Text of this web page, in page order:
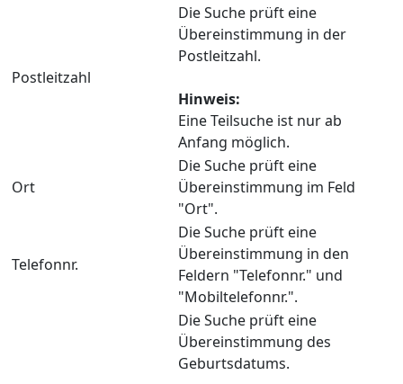
Postleitzahl
Die Suche prüft eine
Übereinstimmung in der
Postleitzahl.
Hinweis:
Eine Teilsuche ist nur ab
Anfang möglich.
Ort
Die Suche prüft eine
Übereinstimmung im Feld
"Ort".
Telefonnr.
Die Suche prüft eine
Übereinstimmung in den
Feldern "Telefonnr." und
"Mobiltelefonnr.".
Die Suche prüft eine
Übereinstimmung des
Geburtsdatums.